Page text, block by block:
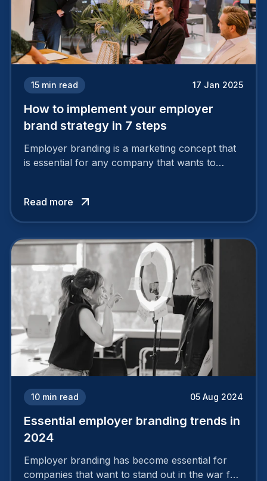
15 min read 17 Jan 2025
How to implement your employer
brand strategy in 7 steps
Employer branding is a marketing concept that
is essential for any company that wants to
solid and positive employer brand are clear, you
cannot simply wave a magic wand for it to be
Read more
10 min read 05 Aug 2024
Essential employer branding trends in
2024
Employer branding has become essential for
companies that want to stand out in the war for